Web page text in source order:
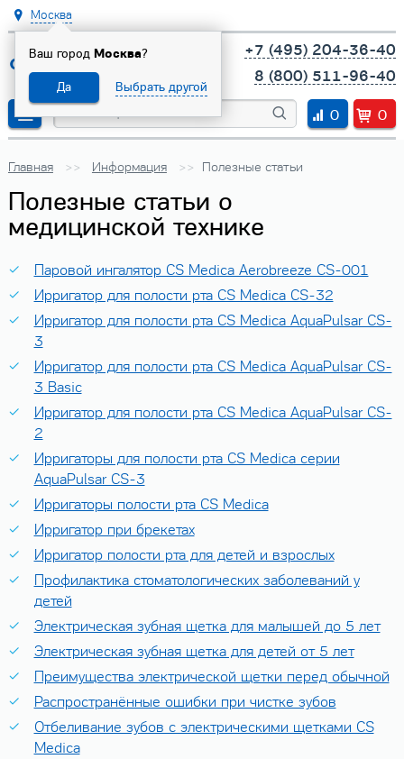
Москва
Ваш город Москва?
Да Выбрать другой
+7 (495) 204-36-40
8 (800) 511-96-40
0
0
Главная Информация Полезные статьи
Полезные статьи о
медицинской технике
Паровой ингалятор CS Medica Aerobreeze CS-001
Ирригатор для полости рта CS Medica CS-32
Ирригатор для полости рта CS Medica AquaPulsar CS-
3
Ирригатор для полости рта CS Medica AquaPulsar CS-
3 Basic
Ирригатор для полости рта CS Medica AquaPulsar CS-
2
Ирригаторы для полости рта CS Medica серии
AquaPulsar CS-3
Ирригаторы полости рта CS Medica
Ирригатор при брекетах
Ирригатор полости рта для детей и взрослых
Профилактика стоматологических заболеваний у
детей
Электрическая зубная щетка для малышей до 5 лет
Электрическая зубная щетка для детей от 5 лет
Преимущества электрической щетки перед обычной
Распространённые ошибки при чистке зубов
Отбеливание зубов с электрическими щетками CS
Medica